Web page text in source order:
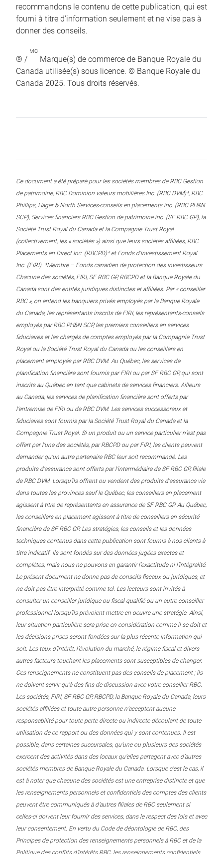
recommandons le contenu de cette publication, qui est
fourni à titre d’information seulement et ne vise pas à
donner des conseils.
® /
MC
Marque(s) de commerce de Banque Royale du
Canada utilisée(s) sous licence. © Banque Royale du
Canada 2025. Tous droits réservés.
Ce document a été préparé pour les sociétés membres de RBC Gestion
de patrimoine, RBC Dominion valeurs mobilières Inc. (RBC DVM)*, RBC
Phillips, Hager & North Services-conseils en placements inc. (RBC PH&N
SCP), Services financiers RBC Gestion de patrimoine inc. (SF RBC GP), la
Société Trust Royal du Canada et la Compagnie Trust Royal
(collectivement, les « sociétés ») ainsi que leurs sociétés affiliées, RBC
Placements en Direct Inc. (RBCPD)* et Fonds d’investissement Royal
Inc. (FIRI). *Membre – Fonds canadien de protection des investisseurs.
Chacune des sociétés, FIRI, SF RBC GP, RBCPD et la Banque Royale du
Canada sont des entités juridiques distinctes et affiliées. Par « conseiller
RBC », on entend les banquiers privés employés par la Banque Royale
du Canada, les représentants inscrits de FIRI, les représentants-conseils
employés par RBC PH&N SCP, les premiers conseillers en services
fiduciaires et les chargés de comptes employés par la Compagnie Trust
Royal ou la Société Trust Royal du Canada ou les conseillers en
placement employés par RBC DVM. Au Québec, les services de
planification financière sont fournis par FIRI ou par SF RBC GP, qui sont
inscrits au Québec en tant que cabinets de services financiers. Ailleurs
au Canada, les services de planification financière sont offerts par
l’entremise de FIRI ou de RBC DVM. Les services successoraux et
fiduciaires sont fournis par la Société Trust Royal du Canada et la
Compagnie Trust Royal. Si un produit ou un service particulier n’est pas
offert par l’une des sociétés, par RBCPD ou par FIRI, les clients peuvent
demander qu’un autre partenaire RBC leur soit recommandé. Les
produits d’assurance sont offerts par l’intermédiaire de SF RBC GP, filiale
de RBC DVM. Lorsqu’ils offrent ou vendent des produits d’assurance vie
dans toutes les provinces sauf le Québec, les conseillers en placement
agissent à titre de représentants en assurance de SF RBC GP. Au Québec,
les conseillers en placement agissent à titre de conseillers en sécurité
financière de SF RBC GP. Les stratégies, les conseils et les données
techniques contenus dans cette publication sont fournis à nos clients à
titre indicatif. Ils sont fondés sur des données jugées exactes et
complètes, mais nous ne pouvons en garantir l’exactitude ni l’intégralité.
Le présent document ne donne pas de conseils fiscaux ou juridiques, et
ne doit pas être interprété comme tel. Les lecteurs sont invités à
consulter un conseiller juridique ou fiscal qualifié ou un autre conseiller
professionnel lorsqu’ils prévoient mettre en oeuvre une stratégie. Ainsi,
leur situation particulière sera prise en considération comme il se doit et
les décisions prises seront fondées sur la plus récente information qui
soit. Les taux d’intérêt, l’évolution du marché, le régime fiscal et divers
autres facteurs touchant les placements sont susceptibles de changer.
Ces renseignements ne constituent pas des conseils de placement ; ils
ne doivent servir qu’à des fins de discussion avec votre conseiller RBC.
Les sociétés, FIRI, SF RBC GP, RBCPD, la Banque Royale du Canada, leurs
sociétés affiliées et toute autre personne n’acceptent aucune
responsabilité pour toute perte directe ou indirecte découlant de toute
utilisation de ce rapport ou des données qui y sont contenues. Il est
possible, dans certaines succursales, qu’une ou plusieurs des sociétés
exercent des activités dans des locaux qu’elles partagent avec d’autres
sociétés membres de Banque Royale du Canada. Lorsque c’est le cas, il
est à noter que chacune des sociétés est une entreprise distincte et que
les renseignements personnels et confidentiels des comptes des clients
peuvent être communiqués à d’autres filiales de RBC seulement si
celles-ci doivent leur fournir des services, dans le respect des lois et avec
leur consentement. En vertu du Code de déontologie de RBC, des
Principes de protection des renseignements personnels à RBC et de la